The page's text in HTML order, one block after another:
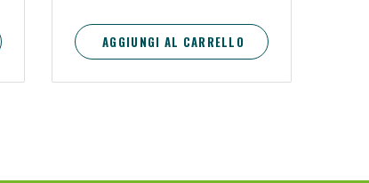
AGGIUNGI AL CARRELLO